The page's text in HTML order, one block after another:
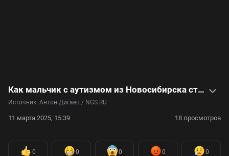
Как мальчик с аутизмом из Новосибирска стал музыкантом — видео
Источник: Антон Дигаев / NGS.RU
11 марта 2025, 15:39 18 просмотров
0 0 0 0 0